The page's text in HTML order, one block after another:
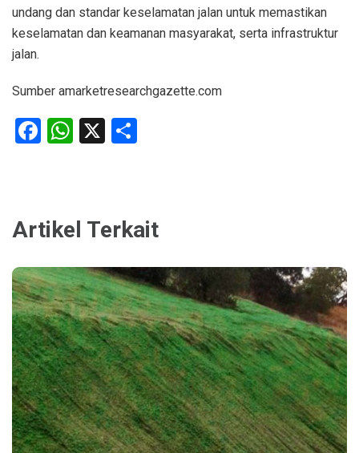
undang dan standar keselamatan jalan untuk memastikan
keselamatan dan keamanan masyarakat, serta infrastruktur
jalan.
Sumber amarketresearchgazette.com
Facebook
WhatsApp
X
Artikel Terkait